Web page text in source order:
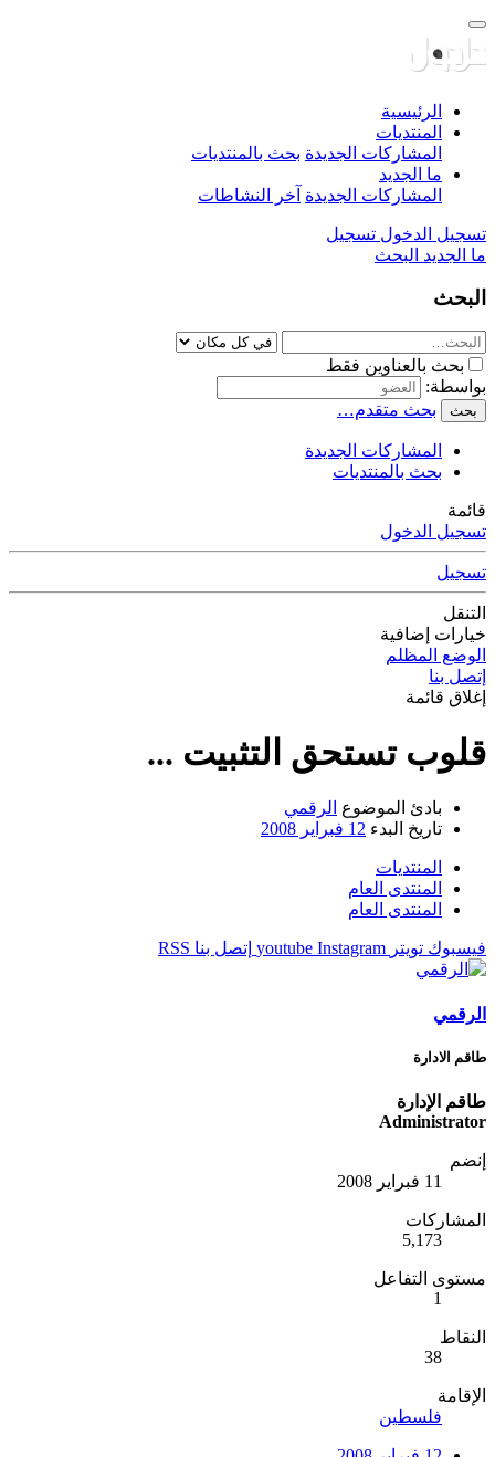
الرئيسية
المنتديات
المشاركات الجديدة بحث بالمنتديات
ما الجديد
المشاركات الجديدة آخر النشاطات
تسجيل الدخول تسجيل
ما الجديد البحث
البحث
بحث بالعناوين فقط
بواسطة:
بحث بحث متقدم…
المشاركات الجديدة
بحث بالمنتديات
قائمة
تسجيل الدخول
تسجيل
التنقل
خيارات إضافية
الوضع المظلم
إتصل بنا
إغلاق قائمة
قلوب تستحق التثبيت ...
بادئ الموضوع الرقمي
تاريخ البدء 12 فبراير 2008
المنتديات
المنتدى العام
المنتدى العام
فيسبوك تويتر youtube Instagram إتصل بنا RSS
الرقمي
طاقم الادارة
طاقم الإدارة
Administrator
إنضم
11 فبراير 2008
المشاركات
5,173
مستوى التفاعل
1
النقاط
38
الإقامة
فلسطين